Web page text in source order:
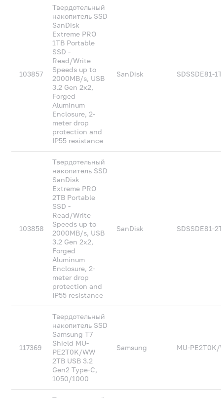
103857
Твердотельный
накопитель SSD
SanDisk
Extreme PRO
1TB Portable
SSD -
Read/Write
Speeds up to
2000MB/s, USB
3.2 Gen 2x2,
Forged
Aluminum
Enclosure, 2-
meter drop
protection and
IP55 resistance
SanDisk SDSSDE81-
103858
Твердотельный
накопитель SSD
SanDisk
Extreme PRO
2TB Portable
SSD -
Read/Write
Speeds up to
2000MB/s, USB
3.2 Gen 2x2,
Forged
Aluminum
Enclosure, 2-
meter drop
protection and
IP55 resistance
SanDisk SDSSDE81-
117369
Твердотельный
накопитель SSD
Samsung T7
Shield MU-
PE2T0K/WW
2TB USB 3.2
Gen2 Type-C,
1050/1000
Samsung MU-PE2T0K/